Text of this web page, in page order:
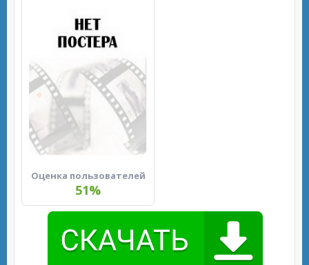
Оценка пользователей
51%